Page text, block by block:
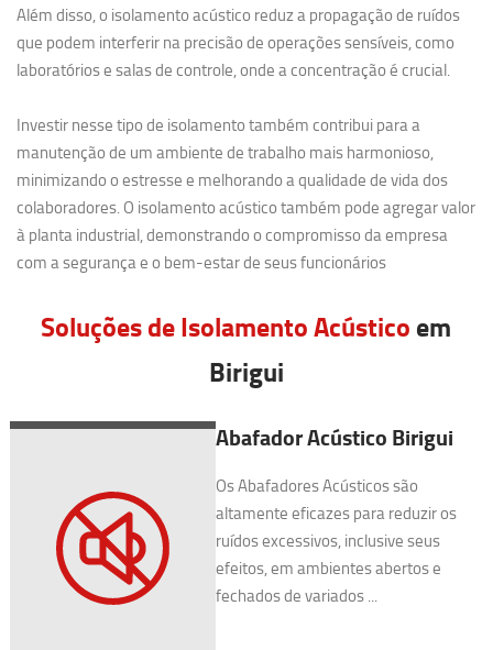
Além disso, o isolamento acústico reduz a propagação de ruídos
que podem interferir na precisão de operações sensíveis, como
laboratórios e salas de controle, onde a concentração é crucial.
Investir nesse tipo de isolamento também contribui para a
manutenção de um ambiente de trabalho mais harmonioso,
minimizando o estresse e melhorando a qualidade de vida dos
colaboradores. O isolamento acústico também pode agregar valor
à planta industrial, demonstrando o compromisso da empresa
com a segurança e o bem-estar de seus funcionários
Soluções de Isolamento Acústico em
Birigui
Abafador Acústico Birigui
Os Abafadores Acústicos são
altamente eficazes para reduzir os
ruídos excessivos, inclusive seus
efeitos, em ambientes abertos e
fechados de variados ...